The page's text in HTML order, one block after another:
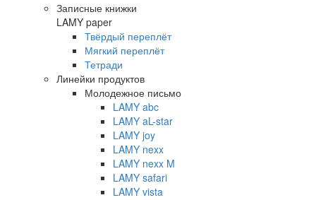
Записные книжки
LAMY paper
Твёрдый переплёт
Мягкий переплёт
Тетради
Линейки продуктов
Молодежное письмо
LAMY abc
LAMY aL-star
LAMY joy
LAMY nexx
LAMY nexx M
LAMY safari
LAMY vista